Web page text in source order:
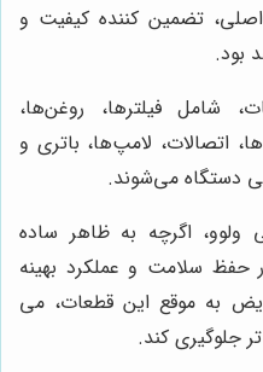
تضمین کننده کیفیت و
بود.
شامل فیلترها، روغن‌ها،
اتصالات، لامپ‌ها، باتری و
دستگاه می‌شوند.
ولوو، اگرچه به ظاهر ساده
سلامت و عملکرد بهینه
به موقع این قطعات، می
جلوگیری کند.